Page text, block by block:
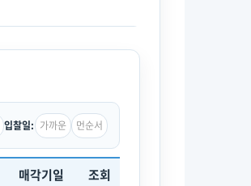
입찰일: 가까운 먼순서
매각기일 조회